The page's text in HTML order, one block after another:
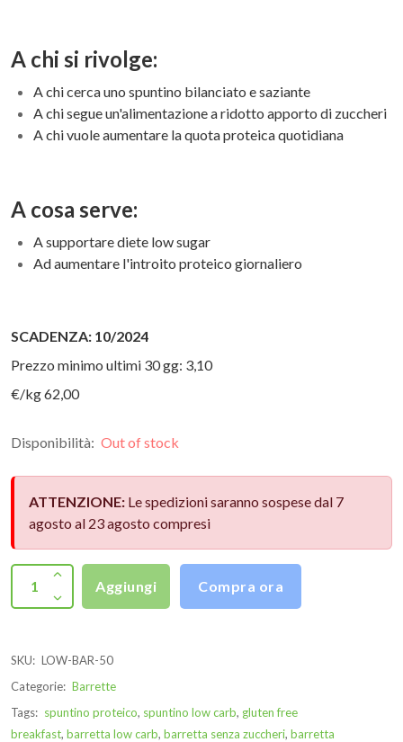
A chi si rivolge:
A chi cerca uno spuntino bilanciato e saziante
A chi segue un'alimentazione a ridotto apporto di zuccheri
A chi vuole aumentare la quota proteica quotidiana
A cosa serve:
A supportare diete low sugar
Ad aumentare l'introito proteico giornaliero
SCADENZA: 10/2024
Prezzo minimo ultimi 30 gg: 3,10
€/kg 62,00
Disponibilità: Out of stock
ATTENZIONE: Le spedizioni saranno sospese dal 7
agosto al 23 agosto compresi
Aggiungi Compra ora
SKU: LOW-BAR-50
Categorie: Barrette
Tags: spuntino proteico, spuntino low carb, gluten free
breakfast, barretta low carb, barretta senza zuccheri, barretta